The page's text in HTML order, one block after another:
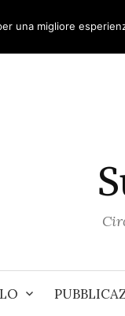
una migliore